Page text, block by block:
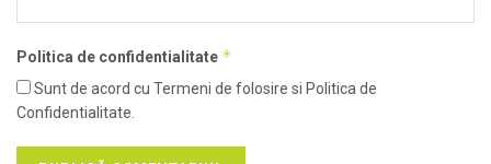
Politica de confidentialitate *
Sunt de acord cu Termeni de folosire si Politica de
Confidentialitate.